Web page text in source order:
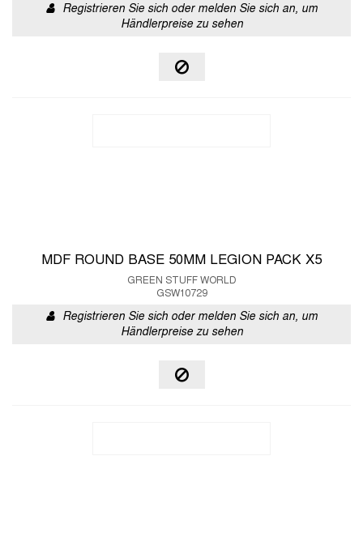
Registrieren Sie sich oder melden Sie sich an, um
Händlerpreise zu sehen
MDF ROUND BASE 50MM LEGION PACK X5
GREEN STUFF WORLD
GSW10729
Registrieren Sie sich oder melden Sie sich an, um
Händlerpreise zu sehen